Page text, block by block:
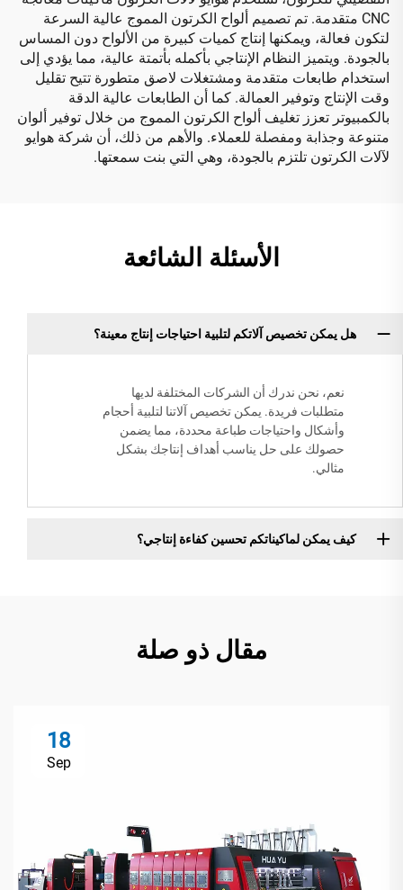
CNC متقدمة. تم تصميم ألواح الكرتون المموج عالية السرعة
لتكون فعالة، ويمكنها إنتاج كميات كبيرة من الألواح دون المساس
بالجودة. ويتميز النظام الإنتاجي بأكمله بأتمتة عالية، مما يؤدي إلى
استخدام طابعات متقدمة ومشتغلات لاصق متطورة تتيح تقليل
وقت الإنتاج وتوفير العمالة. كما أن الطابعات عالية الدقة
بالكمبيوتر تعزز تغليف ألواح الكرتون المموج من خلال توفير ألوان
متنوعة وجذابة ومفصلة للعملاء. والأهم من ذلك، أن شركة هوايو
لآلات الكرتون تلتزم بالجودة، وهي التي بنت سمعتها.
الأسئلة الشائعة
هل يمكن تخصيص آلاتكم لتلبية احتياجات إنتاج معينة؟
نعم، نحن ندرك أن الشركات المختلفة لديها
متطلبات فريدة. يمكن تخصيص آلاتنا لتلبية أحجام
وأشكال واحتياجات طباعة محددة، مما يضمن
حصولك على حل يناسب أهداف إنتاجك بشكل
مثالي.
كيف يمكن لماكيناتكم تحسين كفاءة إنتاجي؟
مقال ذو صلة
18
Sep